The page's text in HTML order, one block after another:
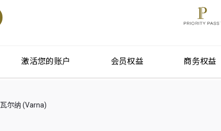
激活您的账户 会员权益 商务权益
瓦尔纳 (Varna)